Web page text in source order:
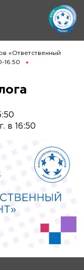
«Ответственный
16.50
в 16:50